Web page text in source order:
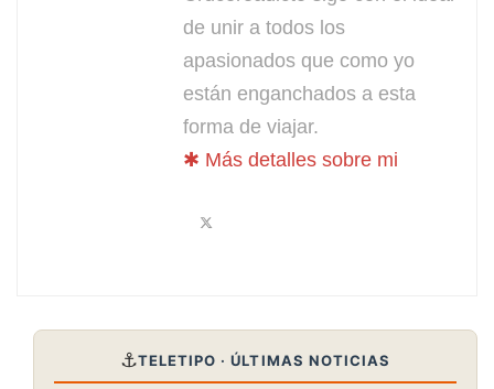
de unir a todos los
apasionados que como yo
están enganchados a esta
forma de viajar.
✱ Más detalles sobre mi
⚓TELETIPO · ÚLTIMAS NOTICIAS